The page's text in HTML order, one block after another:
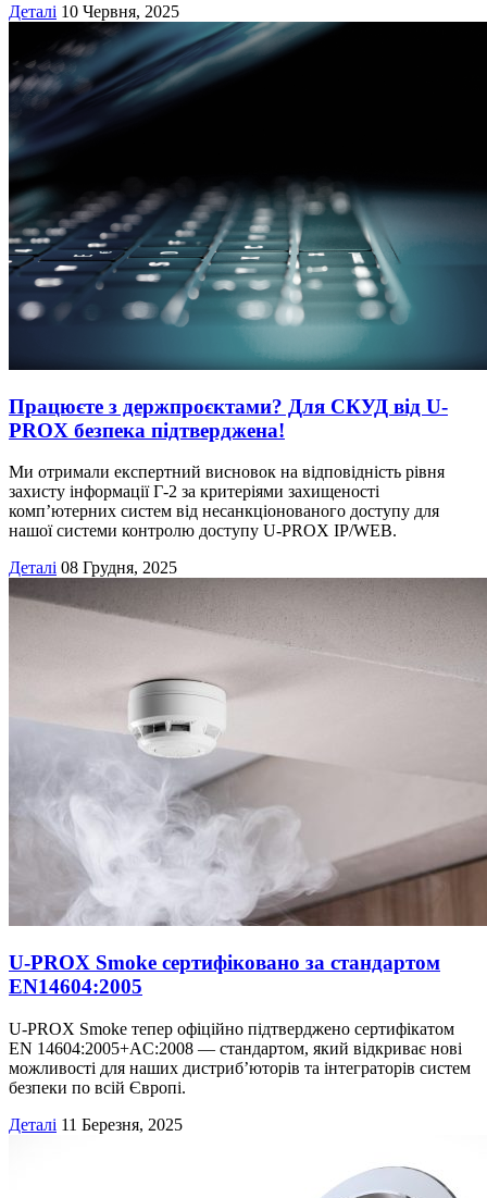
Деталі 10 Червня, 2025
Працюєте з держпроєктами? Для СКУД від U-
PROX безпека підтверджена!
Ми отримали експертний висновок на відповідність рівня
захисту інформації Г-2 за критеріями захищеності
комп’ютерних систем від несанкціонованого доступу для
нашої системи контролю доступу U-PROX IP/WEB.
Деталі 08 Грудня, 2025
U-PROX Smoke сертифіковано за стандартом
EN14604:2005
U-PROX Smoke тепер офіційно підтверджено сертифікатом
EN 14604:2005+AC:2008 — стандартом, який відкриває нові
можливості для наших дистриб’юторів та інтеграторів систем
безпеки по всій Європі.
Деталі 11 Березня, 2025